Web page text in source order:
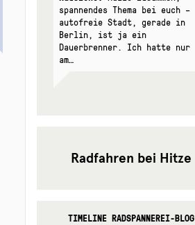
spannendes Thema bei euch –
autofreie Stadt, gerade in
Berlin, ist ja ein
Dauerbrenner. Ich hatte nur
am…
Radfahren bei Hitze
TIMELINE RADSPANNEREI-BLOG